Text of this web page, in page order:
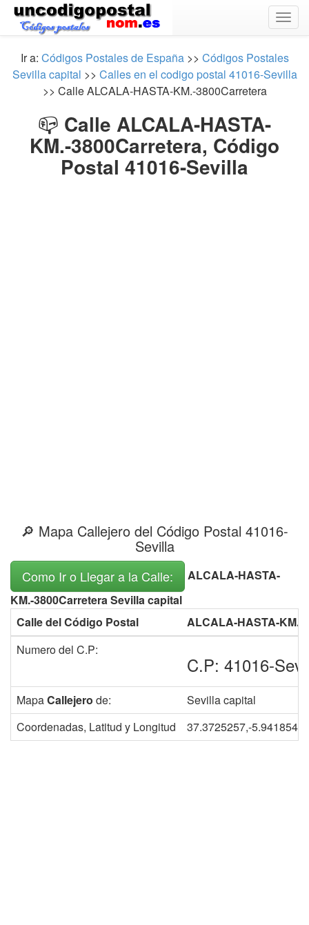
Ir a: Códigos Postales de España>> Códigos Postales
Sevilla capital >> Calles en el codigo postal 41016-Sevilla
>> Calle ALCALA-HASTA-KM.-3800Carretera
📪 Calle ALCALA-HASTA-
KM.-3800Carretera, Código
Postal 41016-Sevilla
🔎 Mapa Callejero del Código Postal 41016-
Sevilla
Como Ir o Llegar a la Calle:
ALCALA-HASTA-
KM.-3800Carretera Sevilla capital
Calle del Código Postal
ALCALA-HASTA-KM.-
Numero del C.P:
C.P: 41016-
MapaCallejero de:
Sevilla capital
Coordenadas, Latitud y Longitud
37.3725257,-5.9418548